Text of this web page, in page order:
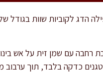
כדקה בלבד, תוך